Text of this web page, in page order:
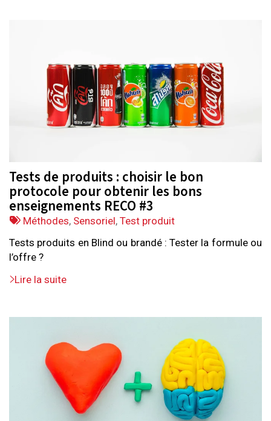
Tests de produits : choisir le bon
protocole pour obtenir les bons
enseignements RECO #3
Tags
Méthodes, Sensoriel,Test produit
Tests produits en Blind ou brandé : Tester la formule ou
l’offre ?
Lire la suite